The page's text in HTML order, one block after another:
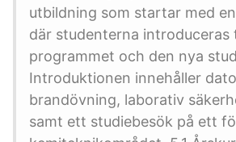
utbildning som startar med
där studenterna introduceras
programmet och den nya
Introduktionen innehåller
brandövning, laborativ
samt ett studiebesök på ett